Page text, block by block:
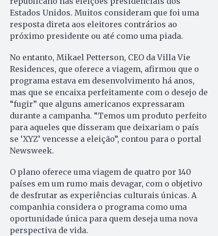
Estados Unidos. Muitos consideram que foi uma
resposta direta aos eleitores contrários ao
próximo presidente ou até como uma piada.
No entanto, Mikael Petterson, CEO da Villa Vie
Residences, que oferece a viagem, afirmou que o
programa estava em desenvolvimento há anos,
mas que se encaixa perfeitamente com o desejo de
“fugir” que alguns americanos expressaram
durante a campanha. “Temos um produto perfeito
para aqueles que disseram que deixariam o país
se ‘XYZ’ vencesse a eleição”, contou para o portal
Newsweek.
O plano oferece uma viagem de quatro por 140
países em um rumo mais devagar, com o objetivo
de desfrutar as experiências culturais únicas. A
companhia considera o programa como uma
oportunidade única para quem deseja uma nova
perspectiva de vida.